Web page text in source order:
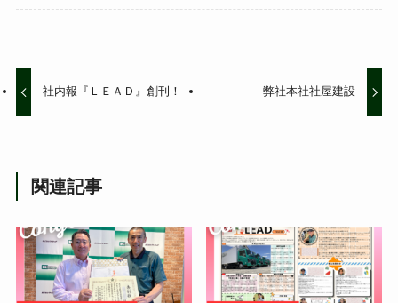
社内報『ＬＥＡＤ』創刊！ 弊社本社社屋建設
関連記事